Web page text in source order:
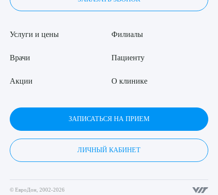
Услуги и цены
Врачи
Акции
Филиалы
Пациенту
О клинике
ЗАПИСАТЬСЯ НА ПРИЕМ
ЛИЧНЫЙ КАБИНЕТ
© ЕвроДон, 2002-2026